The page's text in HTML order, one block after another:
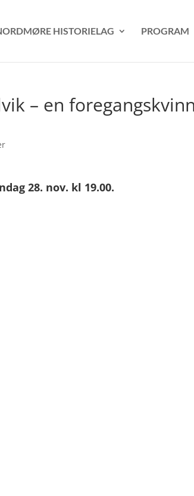
HISTORIELAG PROGRAM
– en
28. nov. kl 19.00.